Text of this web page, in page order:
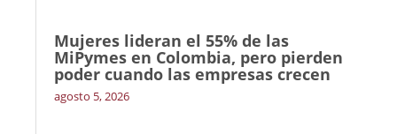
Mujeres lideran el 55% de las
MiPymes en Colombia, pero pierden
poder cuando las empresas crecen
agosto 5, 2026